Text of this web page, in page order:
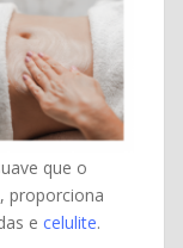
que o
proporciona
e celulite.